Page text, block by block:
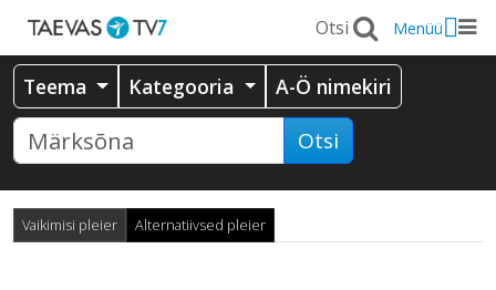
Menüü
Teema Kategooria A-Ö nimekiri
Otsi
Vaikimisi pleier Alternatiivsed pleier